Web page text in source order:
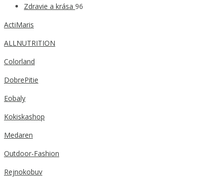
Zdravie a krása 96
ActiMaris
ALLNUTRITION
Colorland
DobrePitie
Eobaly
Kokiskashop
Medaren
Outdoor-Fashion
Rejnokobuv